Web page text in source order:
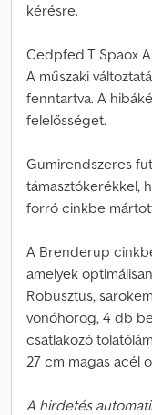
kérésre.
Cedpfed T Spaox
A műszaki
fenntartva. A
felelősséget.
Gumirendszeres
támasztókerékkel,
forró cinkbe
A Brenderup
amelyek
Robusztus,
vonóhorog, 4 db
csatlakozó
27 cm magas acél
A hirdetés